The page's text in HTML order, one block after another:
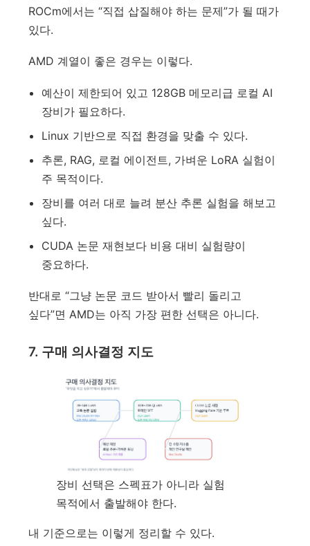
ROCm에서는 “직접 삽질해야 하는 문제”가 될 때가
있다.
AMD 계열이 좋은 경우는 이렇다.
예산이 제한되어 있고 128GB 메모리급 로컬 AI
장비가 필요하다.
Linux 기반으로 직접 환경을 맞출 수 있다.
추론, RAG, 로컬 에이전트, 가벼운 LoRA 실험이
주 목적이다.
장비를 여러 대로 늘려 분산 추론 실험을 해보고
싶다.
CUDA 논문 재현보다 비용 대비 실험량이
중요하다.
반대로 “그냥 논문 코드 받아서 빨리 돌리고
싶다”면 AMD는 아직 가장 편한 선택은 아니다.
7. 구매 의사결정 지도
장비 선택은 스펙표가 아니라 실험
목적에서 출발해야 한다.
내 기준으로는 이렇게 정리할 수 있다.